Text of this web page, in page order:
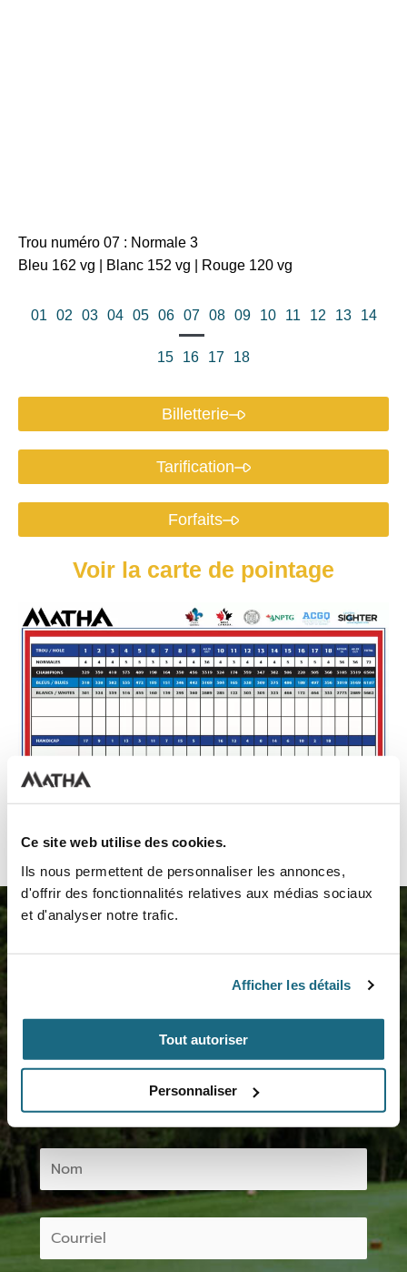
Ce site web utilise des cookies.
Ils nous permettent de personnaliser les annonces,
d'offrir des fonctionnalités relatives aux médias sociaux
et d'analyser notre trafic.
Afficher les détails
Tout autoriser
Personnaliser
Trou numéro 07 : Normale 3
Bleu 162 vg | Blanc 152 vg | Rouge 120 vg
01 02 03 04 05 06 07 08 09 10 11 12 13 14
15 16 17 18
Billetterie
Tarification
Forfaits
Voir la carte de pointage